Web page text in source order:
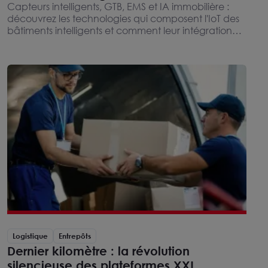
Capteurs intelligents, GTB, EMS et IA immobilière :
découvrez les technologies qui composent l'IoT des
bâtiments intelligents et comment leur intégration
Logistique Entrepôts
Dernier kilomètre : la révolution
silencieuse des plateformes XXL